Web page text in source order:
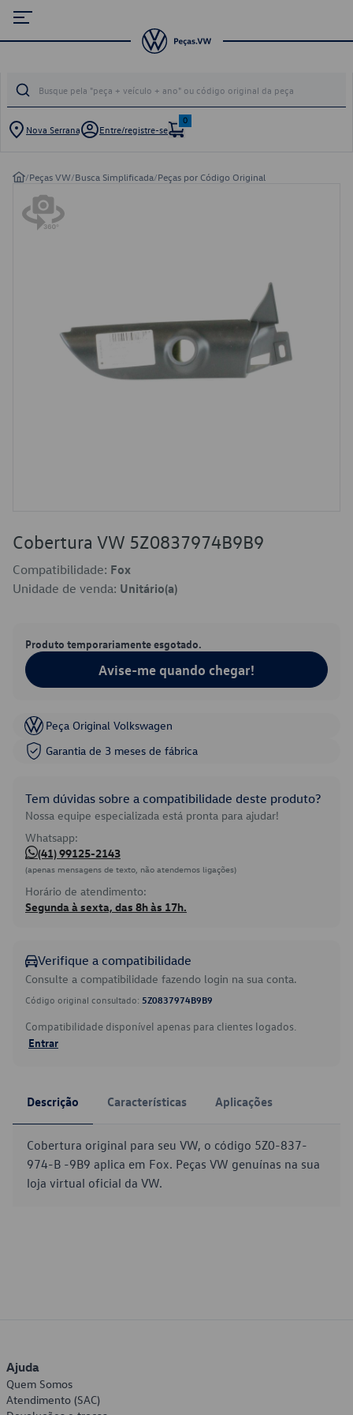
Nova Serrana Entre/registre-se
0
/Peças VW/Busca Simplificada/Peças por Código Original
Cobertura VW 5Z0837974B9B9
Compatibilidade: Fox
Unidade de venda: Unitário(a)
Produto temporariamente esgotado.
Avise-me quando chegar!
Peça Original Volkswagen
Garantia de 3 meses de fábrica
Tem dúvidas sobre a compatibilidade deste produto?
Nossa equipe especializada está pronta para ajudar!
Whatsapp:
(41) 99125-2143
(apenas mensagens de texto, não atendemos ligações)
Horário de atendimento:
Segunda à sexta, das 8h às 17h.
Verifique a compatibilidade
Consulte a compatibilidade fazendo login na sua conta.
Código original consultado: 5Z0837974B9B9
Compatibilidade disponível apenas para clientes logados.
Entrar
Descrição Características Aplicações
Cobertura original para seu VW, o código 5Z0-837-
974-B -9B9 aplica em Fox. Peças VW genuínas na sua
loja virtual oficial da VW.
Ajuda
Quem Somos
Atendimento (SAC)